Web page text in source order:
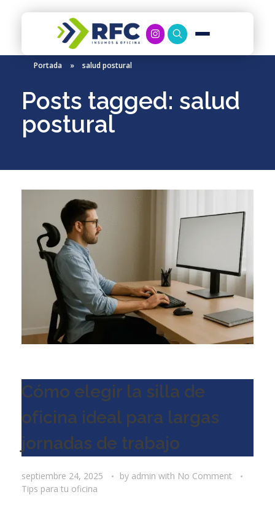
RFC Soluciones
Con 35 años de experiencia, RFC se especializa en muebles de oficina, soluciones tecnológicas y servicio técnico en Río Gallegos. Equipamos espacios de trabajo modernos y eficientes.
Portada » salud postural
Posts tagged: salud
postural
Cómo elegir la silla de
oficina ideal para largas
jornadas de trabajo
septiembre 24, 2025 by admin with No Comment
Tips para tu oficina